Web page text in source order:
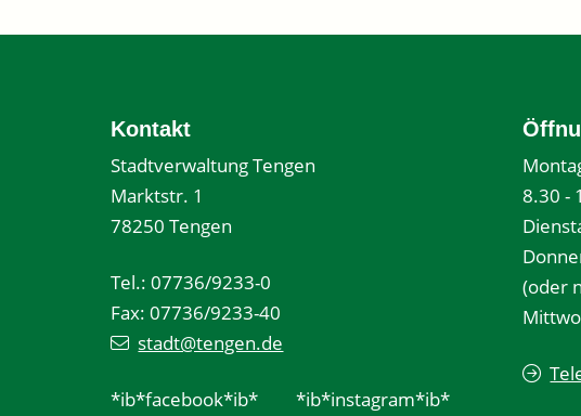
Kontakt
Stadtverwaltung Tengen
Marktstr. 1
78250 Tengen
Tel.: 07736/9233-0
Fax: 07736/9233-40
stadt@tengen.de
*ib*facebook*ib*
*ib*instagram*ib*
8.30 -
(oder